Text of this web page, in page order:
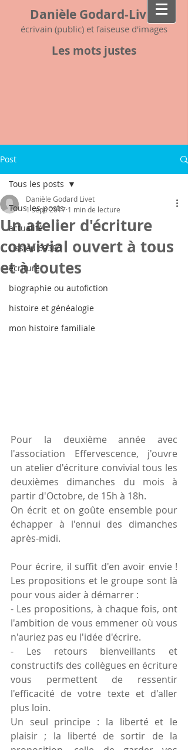
Danièle Godard-Livet
écrivain (public) et faiseuse d'images
Les mots justes
Post
Tous les posts
actualité
Lissieu 69380
écriture
biographie ou autofiction
histoire et généalogie
mon histoire familiale
Tous les posts
Un atelier d'écriture
convivial ouvert à tous
et à toutes
Danièle Godard Livet
1 sept. 2017 1 min de lecture
Pour la deuxième année avec
l'association Effervescence, j'ouvre
un atelier d'écriture convivial tous les
deuxièmes dimanches du mois à
partir d'Octobre, de 15h à 18h.
On écrit et on goûte ensemble pour
échapper à l'ennui des dimanches
après-midi.
Pour écrire, il suffit d'en avoir envie !
Les propositions et le groupe sont là
pour vous aider à démarrer :
- Les propositions, à chaque fois, ont
l'ambition de vous emmener où vous
n'auriez pas eu l'idée d'écrire.
- Les retours bienveillants et
constructifs des collègues en écriture
vous permettent de ressentir
l'efficacité de votre texte et d'aller
plus loin.
Un seul principe : la liberté et le
plaisir ; la liberté de sortir de la